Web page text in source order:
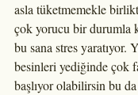
asla tüketmemekle
çok yorucu bir durumla
bu sana stres yaratıyor.
besinleri yediğinde çok
başlıyor olabilirsin bu